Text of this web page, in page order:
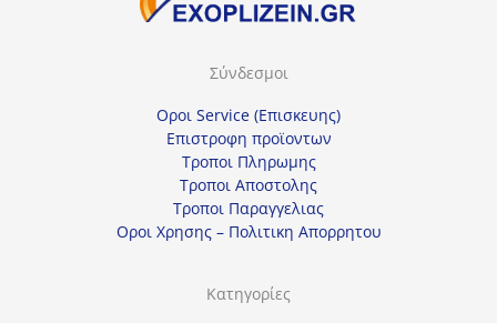
Σύνδεσμοι
Οροι Service (Επισκευης)
Επιστροφη προϊοντων
Τροποι Πληρωμης
Τροποι Αποστολης
Τροποι Παραγγελιας
Οροι Χρησης – Πολιτικη Απορρητου
Κατηγορίες